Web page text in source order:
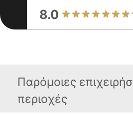
8.0
Παρόμοιες
περιοχές